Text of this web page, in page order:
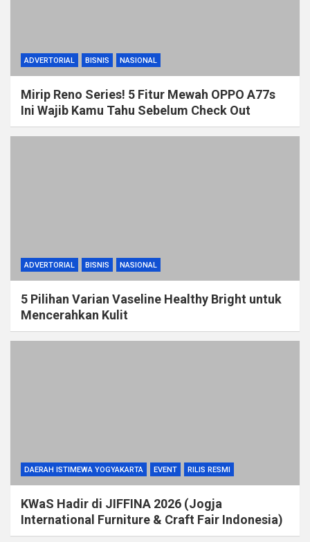
ADVERTORIAL BISNIS NASIONAL
Mirip Reno Series! 5 Fitur Mewah OPPO A77s
Ini Wajib Kamu Tahu Sebelum Check Out
ADVERTORIAL BISNIS NASIONAL
5 Pilihan Varian Vaseline Healthy Bright untuk
Mencerahkan Kulit
DAERAH ISTIMEWA YOGYAKARTA EVENT RILIS RESMI
KWaS Hadir di JIFFINA 2026 (Jogja
International Furniture & Craft Fair Indonesia)